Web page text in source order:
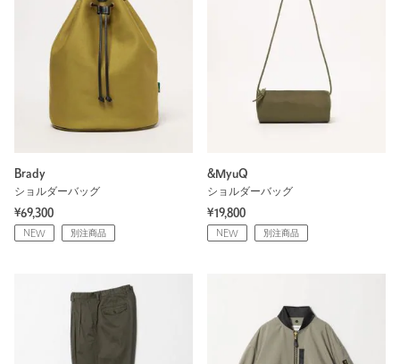
Brady
ショルダーバッグ
¥69,300
NEW 別注商品
&MyuQ
ショルダーバッグ
¥19,800
NEW 別注商品